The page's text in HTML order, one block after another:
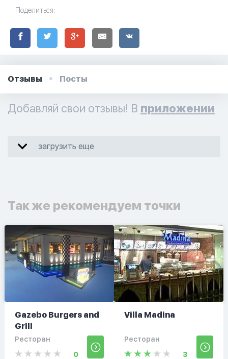
Поделиться:
Отзывы Посты
Добавляй свои отзывы! В приложении
загрузить еще
Так же рекомендуем точки
Gazebo Burgers and
Grill
Ресторан
0
Villa Madina
Ресторан
3